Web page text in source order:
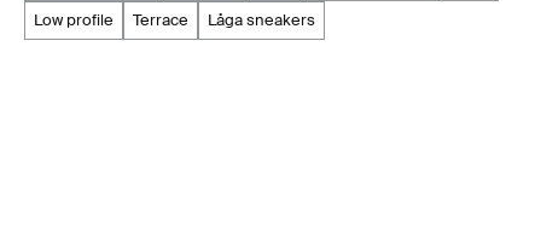
low profile
terrace låga sneakers